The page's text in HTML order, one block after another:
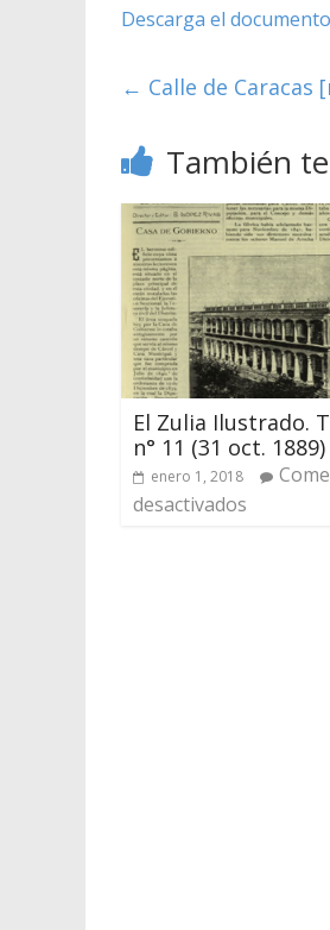
Descarga el
← Calle de
También
El Zulia Ilustrado.
n° 11 (31 oct. 1889)
enero 1, 2018
desactivados